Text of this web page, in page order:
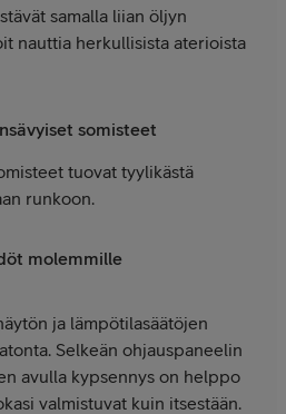
samalla liian öljyn
nauttia herkullisista aterioista
somisteet
tuovat tyylikästä
runkoon.
molemmille
ja lämpötilasäätöjen
Selkeän ohjauspaneelin
avulla kypsennys on helppo
valmistuvat kuin itsestään.